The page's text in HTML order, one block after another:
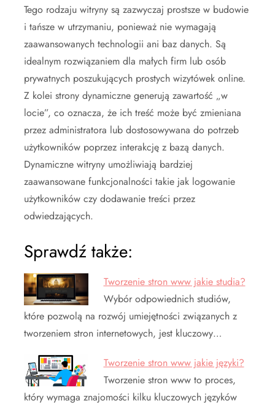
Tego rodzaju witryny są zazwyczaj prostsze w budowie
i tańsze w utrzymaniu, ponieważ nie wymagają
zaawansowanych technologii ani baz danych. Są
idealnym rozwiązaniem dla małych firm lub osób
prywatnych poszukujących prostych wizytówek online.
Z kolei strony dynamiczne generują zawartość „w
locie”, co oznacza, że ich treść może być zmieniana
przez administratora lub dostosowywana do potrzeb
użytkowników poprzez interakcję z bazą danych.
Dynamiczne witryny umożliwiają bardziej
zaawansowane funkcjonalności takie jak logowanie
użytkowników czy dodawanie treści przez
odwiedzających.
Sprawdź także:
Tworzenie stron www jakie studia?
Wybór odpowiednich studiów,
które pozwolą na rozwój umiejętności związanych z
tworzeniem stron internetowych, jest kluczowy…
Tworzenie stron www jakie języki?
Tworzenie stron www to proces,
który wymaga znajomości kilku kluczowych języków